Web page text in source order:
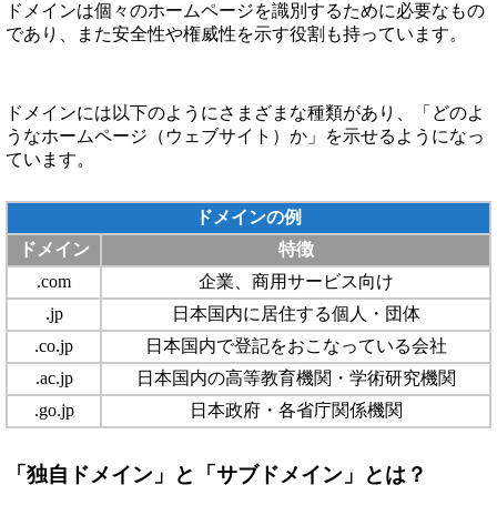
ドメインは個々のホームページを識別するために必要なもの
であり、また安全性や権威性を示す役割も持っています。
ドメインには以下のようにさまざまな種類があり、「どのよ
うなホームページ（ウェブサイト）か」を示せるようになっ
ています。
ドメインの例
ドメイン
特徴
.com
企業、商用サービス向け
.jp
日本国内に居住する個人・団体
.co.jp
日本国内で登記をおこなっている会社
.ac.jp
日本国内の高等教育機関・学術研究機関
.go.jp
日本政府・各省庁関係機関
「独自ドメイン」と「サブドメイン」とは？